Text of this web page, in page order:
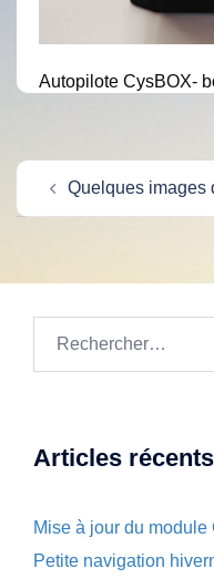
Autopilote CysBOX-
Navigation
d’article
Quelques images
Articles récents
Mise à jour du module
Petite navigation